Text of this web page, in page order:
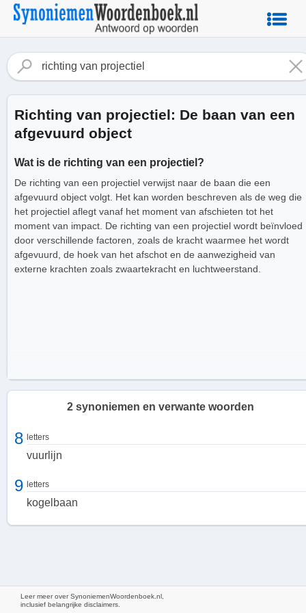
Richting van projectiel: De baan van een
afgevuurd object
Wat is de richting van een projectiel?
De richting van een projectiel verwijst naar de baan die een
afgevuurd object volgt. Het kan worden beschreven als de weg die
het projectiel aflegt vanaf het moment van afschieten tot het
moment van impact. De richting van een projectiel wordt beïnvloed
door verschillende factoren, zoals de kracht waarmee het wordt
afgevuurd, de hoek van het afschot en de aanwezigheid van
externe krachten zoals zwaartekracht en luchtweerstand.
2 synoniemen en verwante woorden
8 letters
vuurlijn
9 letters
kogelbaan
Leer meer over SynoniemenWoordenboek.nl,
inclusief belangrijke disclaimers.